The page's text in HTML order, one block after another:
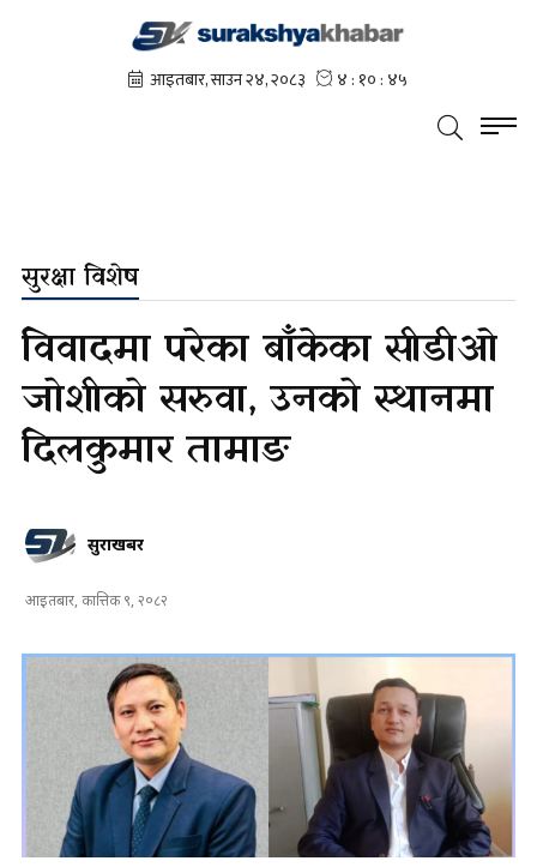
सुरक्षा विशेष
विवादमा परेका बाँकेका सीडीओ
जोशीको सरुवा, उनको स्थानमा
दिलकुमार तामाङ
सुरक्षाखबर
आइतबार, कात्तिक ९, २०८२